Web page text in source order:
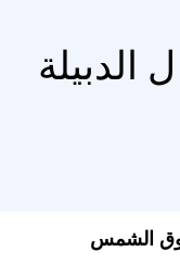
الدبيلة
الشمس